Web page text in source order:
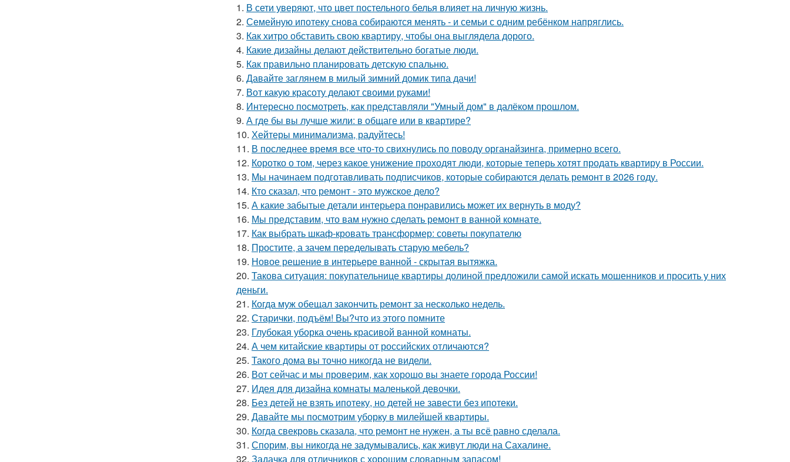
1. В сети уверяют, что цвет постельного белья влияет на личную жизнь.
2. Семейную ипотеку снова собираются менять - и семьи с одним ребёнком напряглись.
3. Как хитро обставить свою квартиру, чтобы она выглядела дорого.
4. Какие дизайны делают действительно богатые люди.
5. Как правильно планировать детскую спальню.
6. Давайте заглянем в милый зимний домик типа дачи!
7. Вот какую красоту делают своими руками!
8. Интересно посмотреть, как представляли "Умный дом" в далёком прошлом.
9. А где бы вы лучше жили: в общаге или в квартире?
10. Хейтеры минимализма, радуйтесь!
11. В последнее время все что-то свихнулись по поводу органайзинга, примерно всего.
12. Коротко о том, через какое унижение проходят люди, которые теперь хотят продать квартиру в России.
13. Мы начинаем подготавливать подписчиков, которые собираются делать ремонт в 2026 году.
14. Кто сказал, что ремонт - это мужское дело?
15. А какие забытые детали интерьера понравились может их вернуть в моду?
16. Мы представим, что вам нужно сделать ремонт в ванной комнате.
17. Как выбрать шкаф-кровать трансформер: советы покупателю
18. Простите, а зачем переделывать старую мебель?
19. Новое решение в интерьере ванной - скрытая вытяжка.
20. Такова ситуация: покупательнице квартиры долиной предложили самой искать мошенников и просить у них
деньги.
21. Когда муж обещал закончить ремонт за несколько недель.
22. Старички, подъём! Вы?что из этого помните
23. Глубокая уборка очень красивой ванной комнаты.
24. А чем китайские квартиры от российских отличаются?
25. Такого дома вы точно никогда не видели.
26. Вот сейчас и мы проверим, как хорошо вы знаете города России!
27. Идея для дизайна комнаты маленькой девочки.
28. Без детей не взять ипотеку, но детей не завести без ипотеки.
29. Давайте мы посмотрим уборку в милейшей квартиры.
30. Когда свекровь сказала, что ремонт не нужен, а ты всё равно сделала.
31. Спорим, вы никогда не задумывались, как живут люди на Сахалине.
32. Задачка для отличников с хорошим словарным запасом!